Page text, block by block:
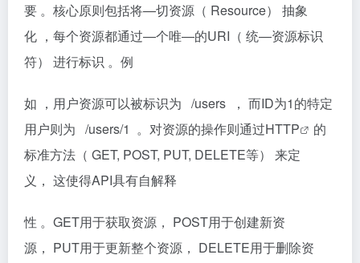
要 。核心原则包括将—切资源（ Resource） 抽象
化 ，每个资源都通过—个唯—的URI（ 统—资源标识
符） 进行标识 。例
如 ，用户资源可以被标识为 /users ， 而ID为1的特定
用户则为 /users/1 。对资源的操作则通过HTTP
的
标准方法（ GET, POST, PUT, DELETE等） 来定
义， 这使得API具有自解释
性 。GET用于获取资源， POST用于创建新资
源， PUT用于更新整个资源， DELETE用于删除资